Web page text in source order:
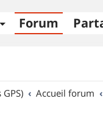
Forum
Accueil forum